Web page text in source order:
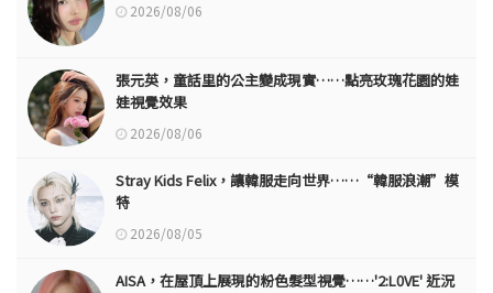
2026/08/06
張元英，童話里的公主變成現實……點亮玫瑰花園的娃
娃視覺效果
2026/08/06
Stray Kids Felix，讓韓服走向世界……“韓服浪潮”模
特
2026/08/05
AISA，在屋頂上展現的粉色髮型視覺……'2:L0VE' 近況